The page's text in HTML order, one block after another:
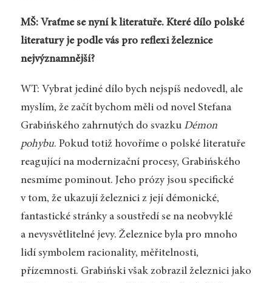
MŠ: Vraťme se nyní k literatuře. Které dílo polské
literatury je podle vás pro reflexi železnice
nejvýznamnější?
WT: Vybrat jediné dílo bych nejspíš nedovedl, ale
myslím, že začít bychom měli od novel Stefana
Grabińského zahrnutých do svazku Démon
pohybu. Pokud totiž hovoříme o polské literatuře
reagující na modernizační procesy, Grabińského
nesmíme pominout. Jeho prózy jsou specifické
v tom, že ukazují železnici z její démonické,
fantastické stránky a soustředí se na neobvyklé
a nevysvětlitelné jevy. Železnice byla pro mnoho
lidí symbolem racionality, měřitelnosti,
přízemnosti. Grabiński však zobrazil železnici jako